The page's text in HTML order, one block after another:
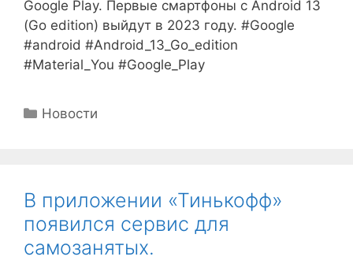
Google Play. Первые смартфоны с Android 13
(Go edition) выйдут в 2023 году. #Google
#android #Android_13_Go_edition
#Material_You #Google_Play
Рубрики
Новости
В приложении «Тинькофф»
появился сервис для
самозанятых.